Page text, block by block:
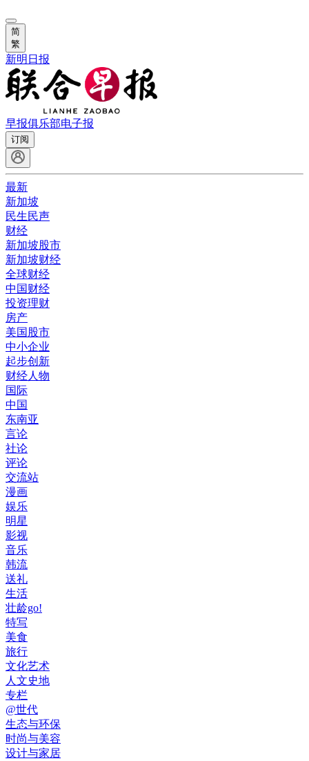
简
繁
新明日报
早报俱乐部电子报
订阅
最新
新加坡
民生民声
财经
新加坡股市
新加坡财经
全球财经
中国财经
投资理财
房产
美国股市
中小企业
起步创新
财经人物
国际
中国
东南亚
言论
社论
评论
交流站
漫画
娱乐
明星
影视
音乐
韩流
送礼
生活
壮龄go!
特写
美食
旅行
文化艺术
人文史地
专栏
@世代
生态与环保
时尚与美容
设计与家居